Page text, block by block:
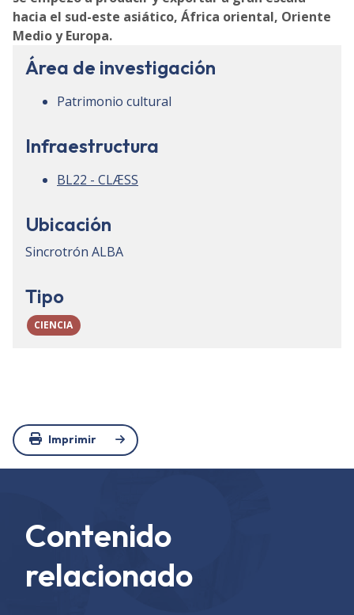
hacia el sud-este asiático, África oriental, Oriente
Medio y Europa.
Área de investigación
Patrimonio cultural
Infraestructura
BL22 - CLÆSS
Ubicación
Sincrotrón ALBA
Tipo
CIENCIA
Imprimir
Contenido
relacionado